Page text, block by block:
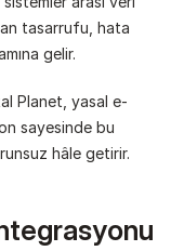
tasarrufu, hata
gelir.
Planet, yasal e-
sayesinde bu
hâle getirir.